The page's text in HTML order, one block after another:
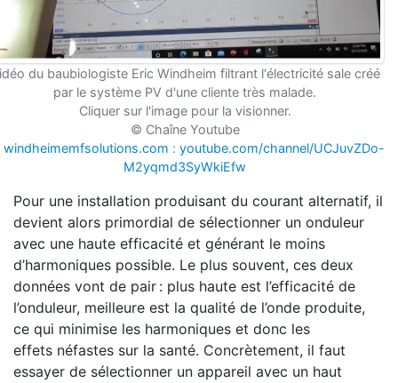
du baubiologiste Eric Windheim filtrant l'électricité sale créé
par le système PV d'une cliente très malade.
Cliquer sur l'image pour la visionner.
© Chaîne Youtube
windheimemfsolutions.com : youtube.com/channel/UCJuvZDo-
M2yqmd3SyWkiEfw
Pour une installation produisant du courant alternatif, il
devient alors primordial de sélectionner un onduleur
avec une haute efficacité et générant le moins
d’harmoniques possible. Le plus souvent, ces deux
données vont de pair : plus haute est l’efficacité de
l’onduleur, meilleure est la qualité de l’onde produite,
ce qui minimise les harmoniques et donc les
effets néfastes sur la santé. Concrètement, il faut
essayer de sélectionner un appareil avec un haut